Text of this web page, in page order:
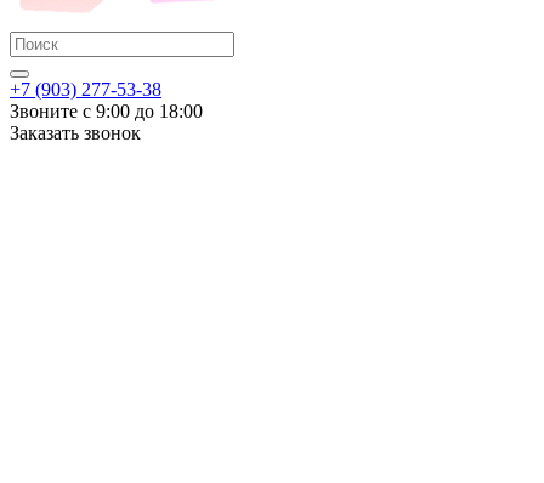
+7 (903) 277-53-38
Звоните с 9:00 до 18:00
Заказать звонок